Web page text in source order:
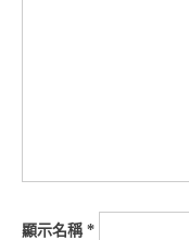
顯示名稱*